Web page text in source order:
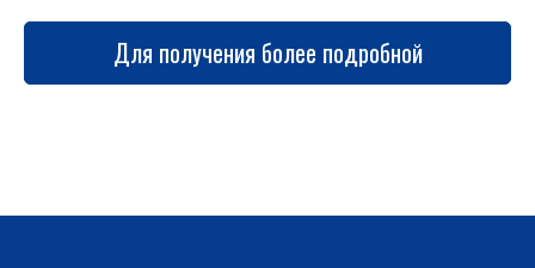
Для получения более подробной